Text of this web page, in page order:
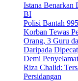
Istana Benarkan
BI
Polisi Bantah
Korban Tewas
Orang, 3 Guru
Daripada
Demi
Riza Chalid:
Persidangan